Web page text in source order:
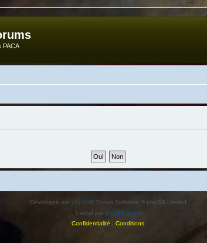
PACA
Développé par phpBB® Forum Software © phpBB Limited
Traduit par phpBB-fr.com
Confidentialité | Conditions